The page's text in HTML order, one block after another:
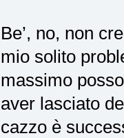
Be’, no, non
mio solito
massimo
aver lasciato
cazzo è